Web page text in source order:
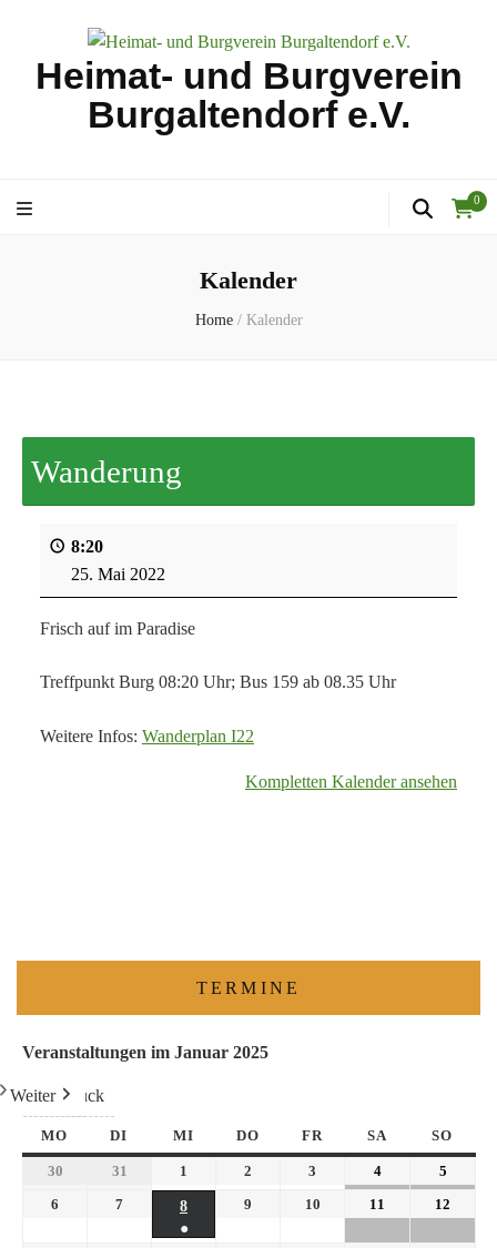
Heimat- und Burgverein
Burgaltendorf e.V.
0
Kalender
Home / Kalender
Wanderung
8:20
25. Mai 2022
Frisch auf im Paradise
Treffpunkt Burg 08:20 Uhr; Bus 159 ab 08.35 Uhr
Weitere Infos: Wanderplan I22
Kompletten Kalender ansehen
TERMINE
Veranstaltungen im Januar 2025
Zurück
Heute
Weiter
MO DI MI DO FR SA SO
30 31 1 2 3 4
5
6
7
8
●
9 10 11 12